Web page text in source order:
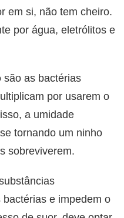
em si, não tem cheiro.
por água, eletrólitos e
são as bactérias
por usarem o
a umidade
tornando um ninho
sobreviverem.
e impedem o